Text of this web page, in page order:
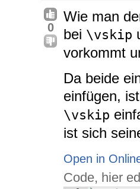
0
Wie man
bei \vskip
vorkommt
Da beide
einfügen,
\vskip
ist sich
Open in
Code, hier